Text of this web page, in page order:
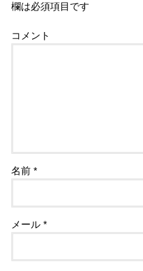
欄は必須項目です
コメント
名前*
メール*